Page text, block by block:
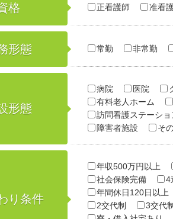
格 正看護師 准看
形態 常勤 非常勤
形態
病院 医院
有料老人ホーム
訪問看護ステーショ
障害者施設
そ
り条件
年収500万円以上
社会保険完備
4
年間休日120日以上
2交代制
3交代制